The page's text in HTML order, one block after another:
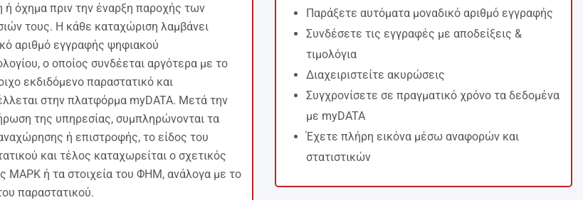
ή όχημα πριν την έναρξη παροχής των
τους. Η κάθε καταχώριση λαμβάνει
αριθμό εγγραφής ψηφιακού
ο οποίος συνδέεται αργότερα με το
εκδιδόμενο παραστατικό και
στην πλατφόρμα myDATA. Μετά την
της υπηρεσίας, συμπληρώνονται τα
ή επιστροφής, το είδος του
και τέλος καταχωρείται ο σχετικός
ΜΑΡΚ ή τα στοιχεία του ΦΗΜ, ανάλογα με το
παραστατικού.
Παράξετε αυτόματα μοναδικό αριθμό εγγραφής
Συνδέσετε τις εγγραφές με αποδείξεις &
τιμολόγια
Διαχειριστείτε ακυρώσεις
Συγχρονίσετε σε πραγματικό χρόνο τα δεδομένα
με myDATA
Έχετε πλήρη εικόνα μέσω αναφορών και
στατιστικών